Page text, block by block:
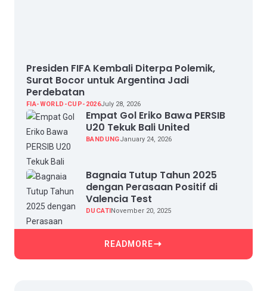
Presiden FIFA Kembali Diterpa Polemik,
Surat Bocor untuk Argentina Jadi
Perdebatan
FIA-WORLD-CUP-2026July 28, 2026
Empat Gol Eriko Bawa PERSIB
U20 Tekuk Bali United
BANDUNGJanuary 24, 2026
Bagnaia Tutup Tahun 2025
dengan Perasaan Positif di
Valencia Test
DUCATINovember 20, 2025
READMORE